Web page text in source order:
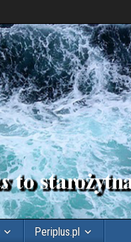
Periplus.pl